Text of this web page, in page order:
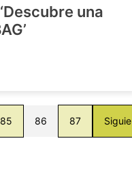
una
85 86 87